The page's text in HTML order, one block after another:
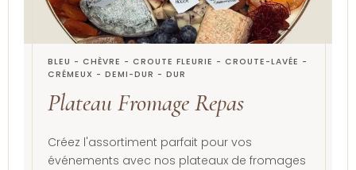
BLEU - CHÈVRE - CROUTE FLEURIE - CROUTE-LAVÉE -
CRÉMEUX - DEMI-DUR - DUR
Plateau Fromage Repas
Créez l'assortiment parfait pour vos
événements avec nos plateaux de fromages